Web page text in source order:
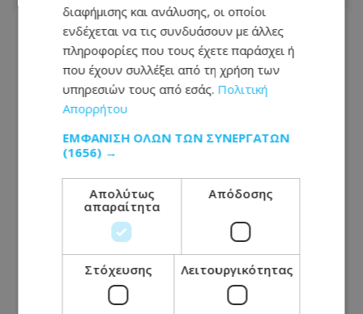
Θλίψη για τον θάνατο του Δημήτρη
Διομήδους - Η παράκληση της
οικογένειας - Φωτογραφία
07.08.2026 - 13:44
διαφήμισης και ανάλυσης, οι οποίοι
ενδέχεται να τις συνδυάσουν με άλλες
πληροφορίες που τους έχετε παράσχει ή
που έχουν συλλέξει από τη χρήση των
υπηρεσιών τους από εσάς. Πολιτική
Απορρήτου
ΕΜΦΆΝΙΣΗ ΌΛΩΝ ΤΩΝ ΣΥΝΕΡΓΑΤΏΝ
(1656) →
Απολύτως
απαραίτητα
Απόδοσης
Στόχευσης Λειτουργικότητας